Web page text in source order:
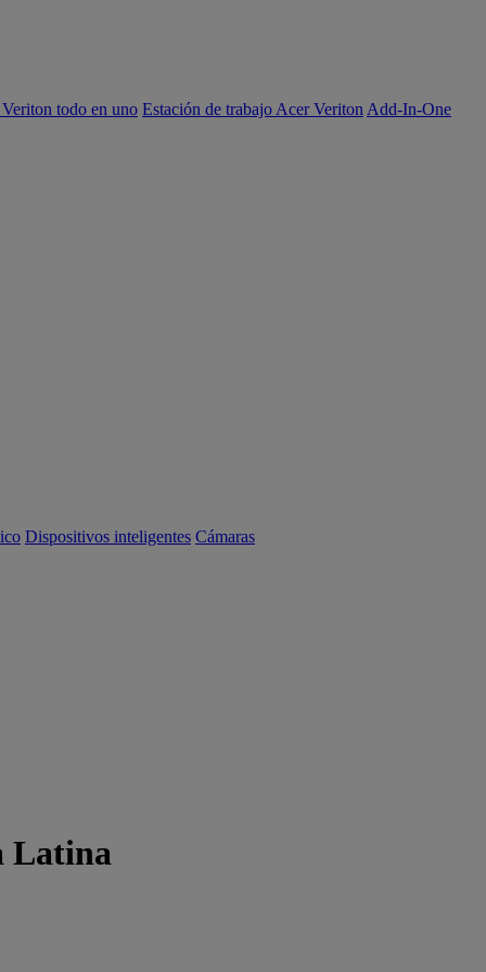
todo en uno Estación de trabajo Acer Veriton Add-In-One
Dispositivos inteligentes Cámaras
Latina